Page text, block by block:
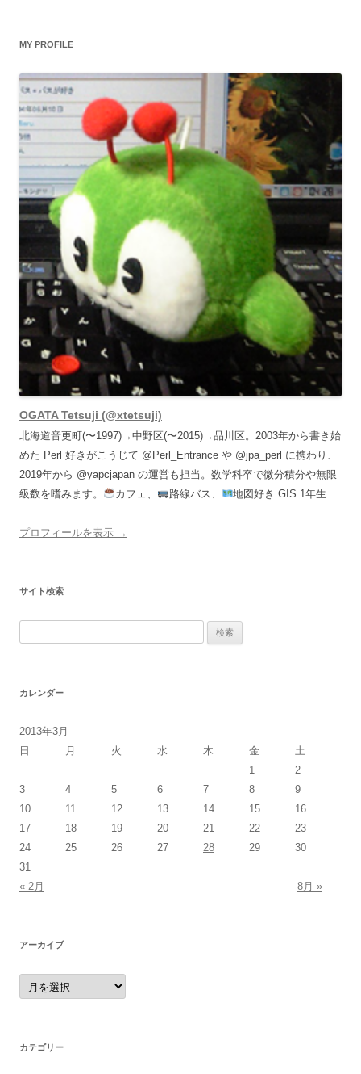
MY PROFILE
OGATA Tetsuji (@xtetsuji)
北海道音更町(〜1997)→中野区(〜2015)→品川区。2003年から書き始
めた Perl 好きがこうじて @Perl_Entrance や @jpa_perl に携わり、
2019年から @yapcjapan の運営も担当。数学科卒で微分積分や無限
級数を嗜みます。
カフェ、 路線バス、 地図好き GIS 1年生
プロフィールを表示 →
サイト検索
カレンダー
2013年3月
日
月 火 水 木 金
土
1
2
3
4 5 6 7 8
9
10
11 12 13 14 15
16
17
18 19 20 21 22
23
24
25 26 27 28 29
30
31
« 2月
8月 »
アーカイブ
ア
ー
カ
カテゴリー